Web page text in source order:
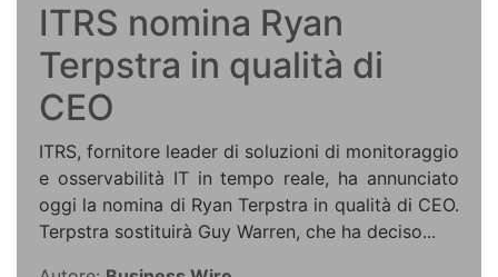
ITRS nomina Ryan
Terpstra in qualità di
CEO
ITRS, fornitore leader di soluzioni di monitoraggio
e osservabilità IT in tempo reale, ha annunciato
oggi la nomina di Ryan Terpstra in qualità di CEO.
Terpstra sostituirà Guy Warren, che ha deciso...